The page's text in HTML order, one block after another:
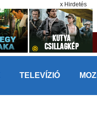
x Hirdetés
TELEVÍZIÓ MOZI